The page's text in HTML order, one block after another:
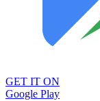
GET IT ON
Google Play